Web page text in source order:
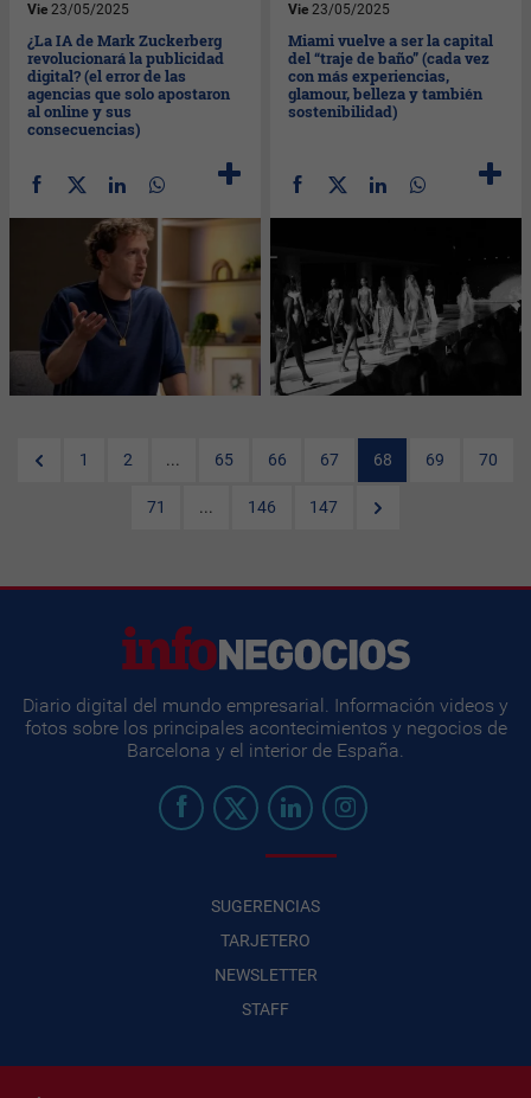
Vie 23/05/2025
¿La IA de Mark Zuckerberg
revolucionará la publicidad
digital? (el error de las
agencias que solo apostaron
al online y sus
consecuencias)
Vie 23/05/2025
Miami vuelve a ser la capital
del “traje de baño” (cada vez
con más experiencias,
glamour, belleza y también
sostenibilidad)
1 2 ... 65 66 67 68 69 70
71 ... 146 147
Diario digital del mundo empresarial. Información videos y
fotos sobre los principales acontecimientos y negocios de
Barcelona y el interior de España.
SUGERENCIAS
TARJETERO
NEWSLETTER
STAFF